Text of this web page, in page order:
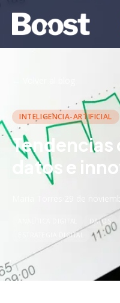
INTELIGENCIA-ARTIFICIAL
Tendencias
datos e
29 de
DATOS
ESTRATEGIA DIGITAL